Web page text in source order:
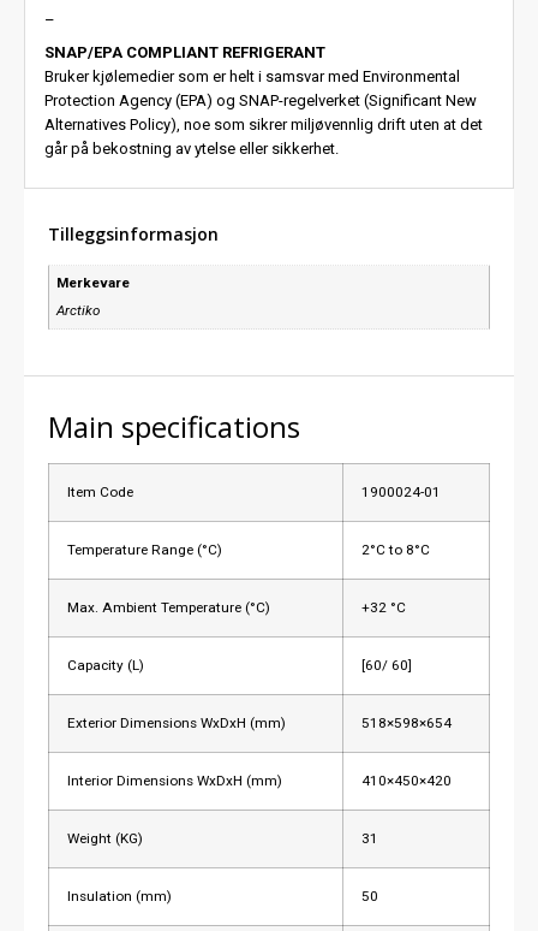
–
SNAP/EPA COMPLIANT REFRIGERANT
Bruker kjølemedier som er helt i samsvar med Environmental
Protection Agency (EPA) og SNAP-regelverket (Significant New
Alternatives Policy), noe som sikrer miljøvennlig drift uten at det
går på bekostning av ytelse eller sikkerhet.
Tilleggsinformasjon
Merkevare
Arctiko
Main specifications
Item Code 1900024-01
Temperature Range (°C) 2°C to 8°C
Max. Ambient Temperature (°C) +32 °C
Capacity (L) [60/ 60]
Exterior Dimensions WxDxH (mm) 518×598×654
Interior Dimensions WxDxH (mm) 410×450×420
Weight (KG) 31
Insulation (mm) 50